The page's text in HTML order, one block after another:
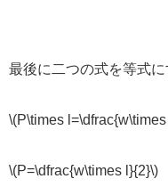
最後に二つの式を等式に
\(P\times
\(P=\dfrac{w\times l}{2}\)